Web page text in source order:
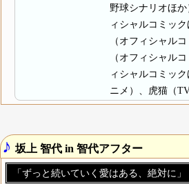
野球シナリオほ
ィシャルコミッ
（オフィシャル
（オフィシャル
ィシャルコミッ
ニメ）、虎猫（
♪ 坂上 智代 in 智代アフター
「ずっと続いていく愛はある、絶対に」